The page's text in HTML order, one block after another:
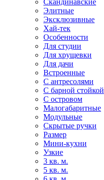
Скандинавские
Элитные
Эксклюзивные
Хай-тек
Особенности
Для студии
Для хрущевки
Для дачи
Встроенные
С антресолями
С барной стойкой
С островом
Малогабаритные
Модульные
Скрытые ручки
Размер
Мини-кухни
Узкие
3 кв. м.
5 кв. м.